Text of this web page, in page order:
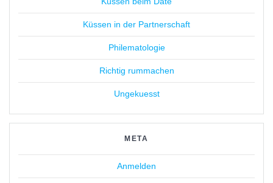
Küssen in der Partnerschaft
Philematologie
Richtig rummachen
Ungekuesst
META
Anmelden